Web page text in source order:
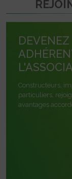
DEVENEZ
Constructeurs,
particuliers,
avantages